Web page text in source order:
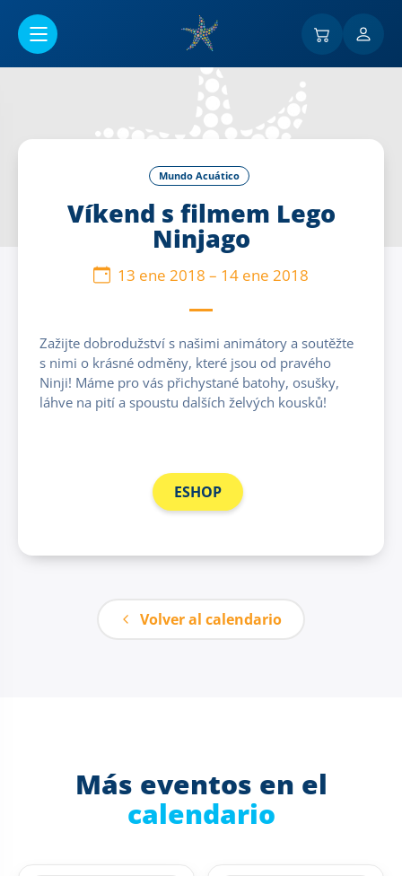
Mundo Acuático
Víkend s filmem Lego
Ninjago
13 ene 2018 – 14 ene 2018
Zažijte dobrodužství s našimi animátory a soutěžte
s nimi o krásné odměny, které jsou od pravého
Ninji! Máme pro vás přichystané batohy, osušky,
láhve na pití a spoustu dalších želvých kousků!
ESHOP
Volver al calendario
Más eventos en el
calendario